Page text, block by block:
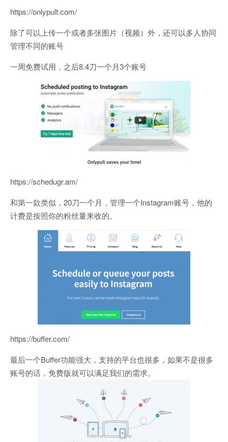
https://onlypult.com/
除了可以上传一个或者多张图片（视频）外，还可以多人协同
管理不同的账号
一周免费试用，之后8.4刀一个月3个账号
https://schedugr.am/
和第一款类似，20刀一个月，管理一个Instagram账号，他的
计费是按照你的粉丝量来收的。
https://buffer.com/
最后一个Buffer功能强大，支持的平台也很多，如果不是很多
账号的话，免费版就可以满足我们的需求。